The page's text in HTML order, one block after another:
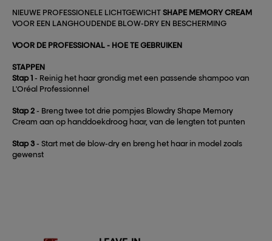
NIEUWE PROFESSIONELE LICHTGEWICHT SHAPE MEMORY CREAM
VOOR EEN LANGHOUDENDE BLOW-DRY EN BESCHERMING
VOOR DE PROFESSIONAL - HOE TE GEBRUIKEN
STAPPEN
Stap 1 - Reinig het haar grondig met een passende shampoo van
L'Oréal Professionnel
Stap 2 - Breng twee tot drie pompjes Blowdry Shape Memory
Cream aan op handdoekdroog haar, van de lengten tot punten
Stap 3 - Start met de blow-dry en breng het haar in model zoals
gewenst